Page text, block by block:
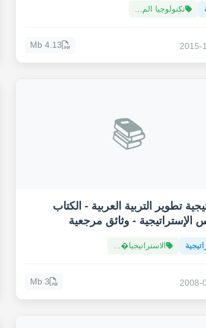
تكنولوجيا الم...
2015-
4.13 Mb
📚
تطوير التربية العربية - الكتاب
الإستراتيجية - وثائق مرجعية
الاستراتيجيا�...
2008-
3 Mb